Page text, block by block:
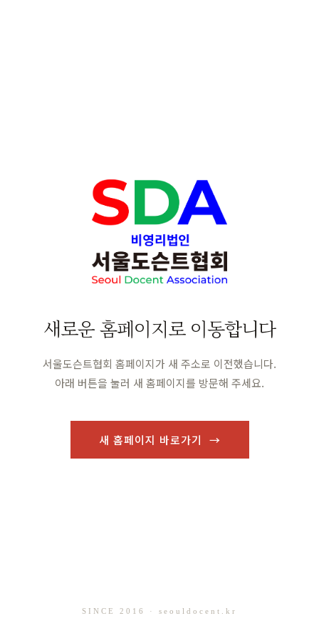
새로운 홈페이지로 이동합니다
서울도슨트협회 홈페이지가 새 주소로 이전했습니다.
아래 버튼을 눌러 새 홈페이지를 방문해 주세요.
새 홈페이지 바로가기 →
SINCE 2016 · seouldocent.kr